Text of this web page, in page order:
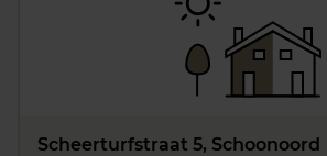
Scheerturfstraat 5, Schoonoord